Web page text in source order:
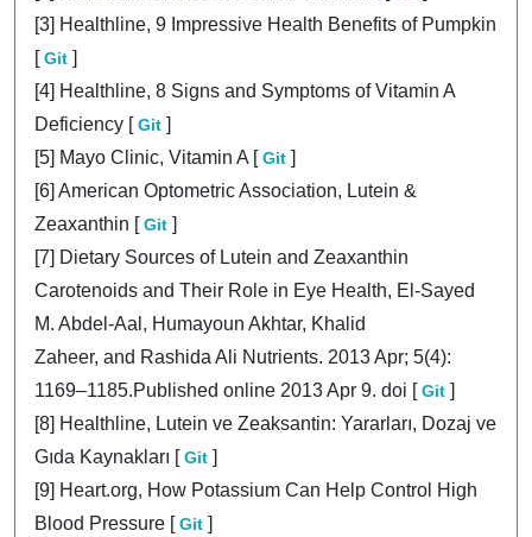
[3] Healthline, 9 Impressive Health Benefits of Pumpkin
[Git ]
[4] Healthline, 8 Signs and Symptoms of Vitamin A
Deficiency [Git ]
[5] Mayo Clinic, Vitamin A [Git ]
[6] American Optometric Association, Lutein &
Zeaxanthin [Git ]
[7] Dietary Sources of Lutein and Zeaxanthin
Carotenoids and Their Role in Eye Health, El-Sayed
M. Abdel-Aal, Humayoun Akhtar, Khalid
Zaheer, and Rashida Ali Nutrients. 2013 Apr; 5(4):
1169–1185.Published online 2013 Apr 9. doi [Git ]
[8] Healthline, Lutein ve Zeaksantin: Yararları, Dozaj ve
Gıda Kaynakları [Git ]
[9] Heart.org, How Potassium Can Help Control High
Blood Pressure [Git ]